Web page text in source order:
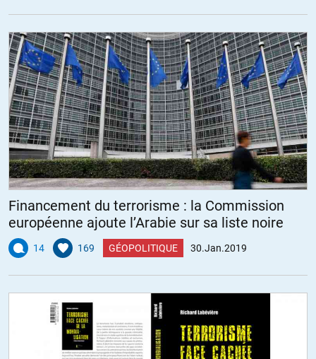
Financement du terrorisme : la Commission
européenne ajoute l’Arabie sur sa liste noire
14 169 GÉOPOLITIQUE 30.Jan.2019